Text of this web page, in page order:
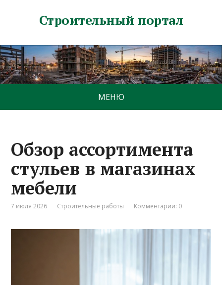
Строительный портал
МЕНЮ
Обзор ассортимента
стульев в магазинах
мебели
7 июля 2026 Строительные работы Комментарии: 0